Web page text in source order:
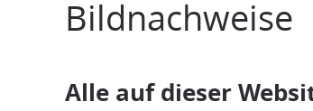
Bildnachweise
Alle auf dieser